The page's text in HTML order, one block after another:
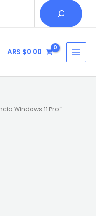
ARS $0.00
Windows 11 Pro”